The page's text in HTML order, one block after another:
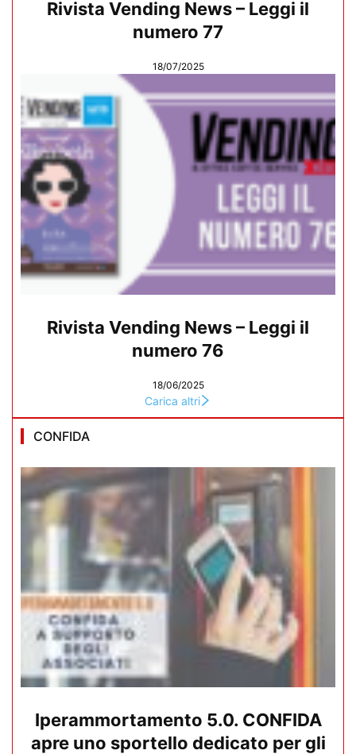
Rivista Vending News – Leggi il
numero 77
18/07/2025
Rivista Vending News – Leggi il
numero 76
18/06/2025
Carica altri
CONFIDA
Iperammortamento 5.0. CONFIDA
apre uno sportello dedicato per gli